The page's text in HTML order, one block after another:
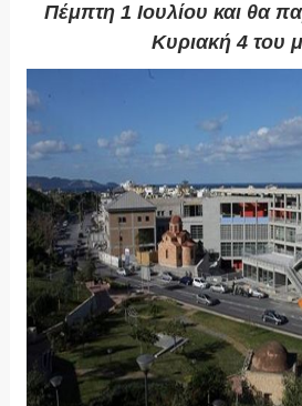
Πέμπτη 1 Ιουλίου και θα
Κυριακή 4 του